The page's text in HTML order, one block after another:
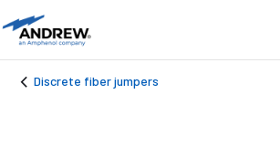
Discrete fiber jumpers